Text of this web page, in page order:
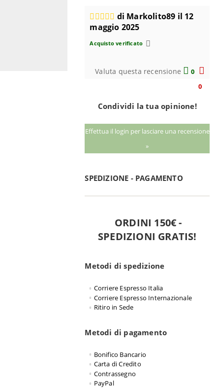
di Markolito89 il 12
maggio 2025
Acquisto verificato
Valuta questa recensione
0
0
Condividi la tua opinione!
Effettua il login per lasciare una recensione
»
SPEDIZIONE - PAGAMENTO
ORDINI 150€ -
SPEDIZIONI GRATIS!
Metodi di spedizione
Corriere Espresso Italia
Corriere Espresso Internazionale
Ritiro in Sede
Metodi di pagamento
Bonifico Bancario
Carta di Credito
Contrassegno
PayPal